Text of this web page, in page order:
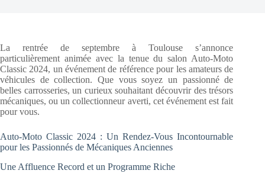
La rentrée de septembre à Toulouse s’annonce
particulièrement animée avec la tenue du salon Auto-Moto
Classic 2024, un événement de référence pour les amateurs de
véhicules de collection. Que vous soyez un passionné de
belles carrosseries, un curieux souhaitant découvrir des trésors
mécaniques, ou un collectionneur averti, cet événement est fait
pour vous.
Auto-Moto Classic 2024 : Un Rendez-Vous Incontournable
pour les Passionnés de Mécaniques Anciennes
Une Affluence Record et un Programme Riche